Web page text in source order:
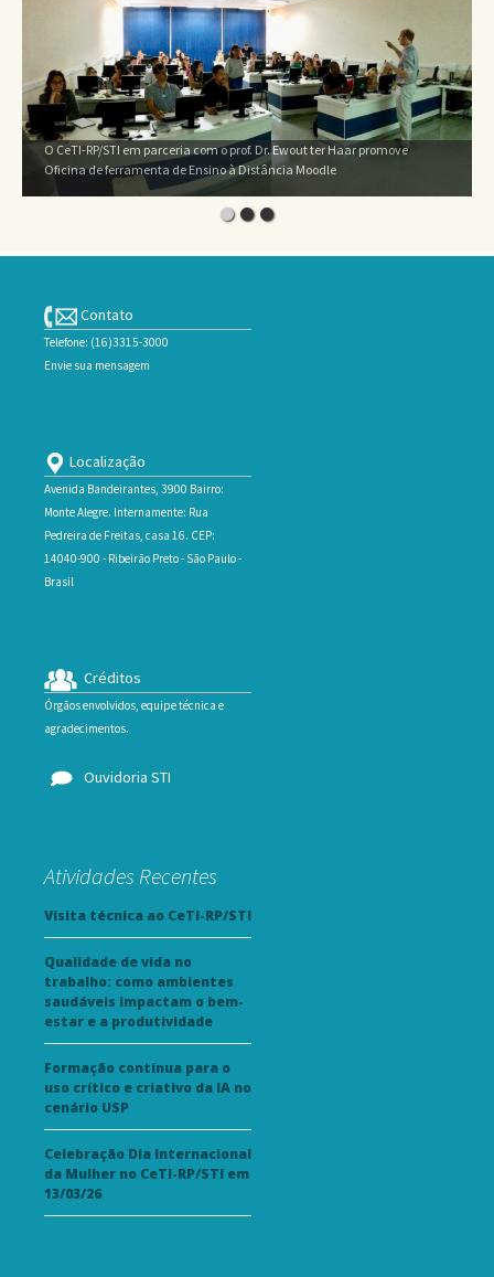
O CeTI-RP/STI em parceria com o prof. Dr. Ewout ter Haar promove
Oficina de ferramenta de Ensino à Distância Moodle
Contato
Telefone: (16)3315-3000
Envie sua mensagem
Localização
Avenida Bandeirantes, 3900 Bairro:
Monte Alegre. Internamente: Rua
Pedreira de Freitas, casa 16. CEP:
14040-900 - Ribeirão Preto - São Paulo -
Brasil
Créditos
Órgãos envolvidos, equipe técnica e
agradecimentos.
Ouvidoria STI
Atividades Recentes
Visita técnica ao CeTI-RP/STI
Qualidade de vida no
trabalho: como ambientes
saudáveis impactam o bem-
estar e a produtividade
Formação contínua para o
uso crítico e criativo da IA no
cenário USP
Celebração Dia Internacional
da Mulher no CeTI-RP/STI em
13/03/26